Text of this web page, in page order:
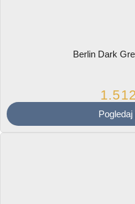
Berlin Dark
1.512